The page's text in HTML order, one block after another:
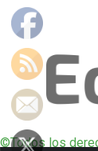
©Todos los